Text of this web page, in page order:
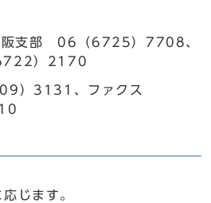
阪支部 06（6725）7708、
）2170
）3131、ファクス
じます。